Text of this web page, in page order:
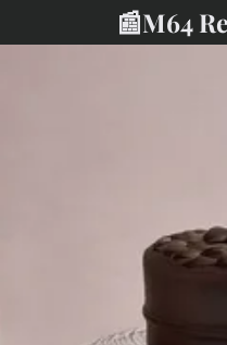
📰M64